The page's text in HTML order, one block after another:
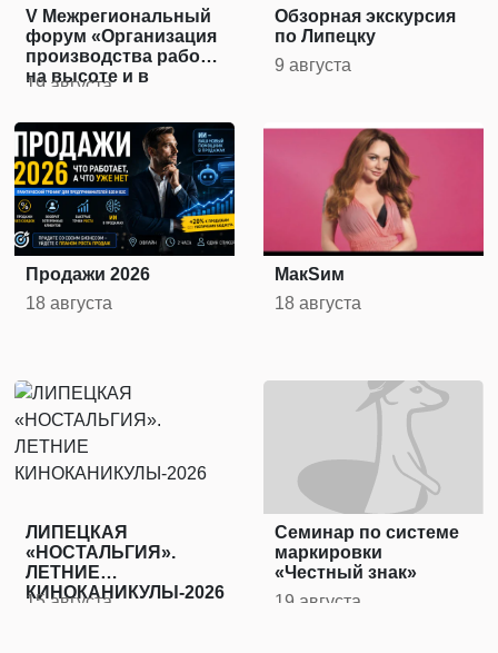
V Межрегиональный
форум «Организация
производства работ
на высоте и в
пространствах:
современн…
19 августа
Обзорная экскурсия
по Липецку
9 августа
Продажи 2026
18 августа
МакSим
18 августа
ЛИПЕЦКАЯ
«НОСТАЛЬГИЯ».
ЛЕТНИЕ
КИНОКАНИКУЛЫ-2026
15 августа
Семинар по системе
маркировки
«Честный знак»
19 августа